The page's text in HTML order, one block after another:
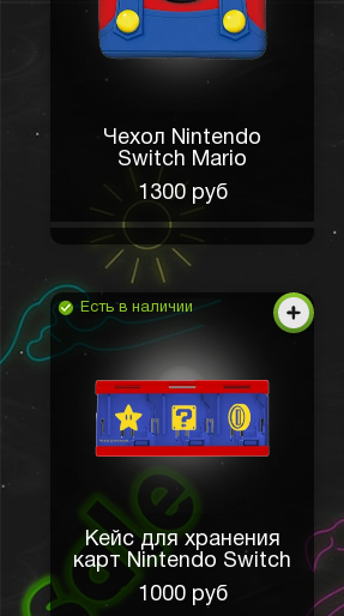
Чехол Nintendo
Switch Mario
1300 руб
Есть в наличии
Кейс для хранения
карт Nintendo Switch
1000 руб